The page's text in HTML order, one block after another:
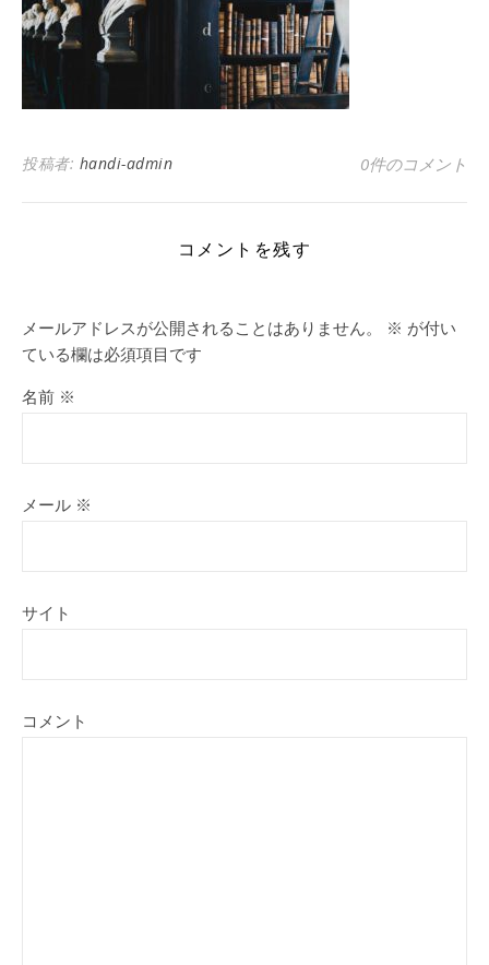
投稿者: handi-admin 0件のコメント
コメントを残す
メールアドレスが公開されることはありません。 ※ が付い
ている欄は必須項目です
名前 ※
メール ※
サイト
コメント